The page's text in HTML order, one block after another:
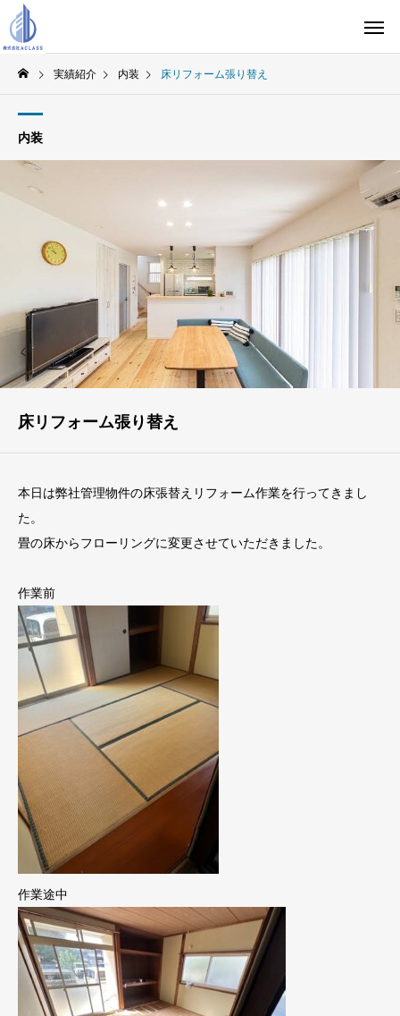
実績紹介 内装 床リフォーム張り替え
内装
床リフォーム張り替え
本日は弊社管理物件の床張替えリフォーム作業を行ってきまし
た。
畳の床からフローリングに変更させていただきました。
作業前
作業途中